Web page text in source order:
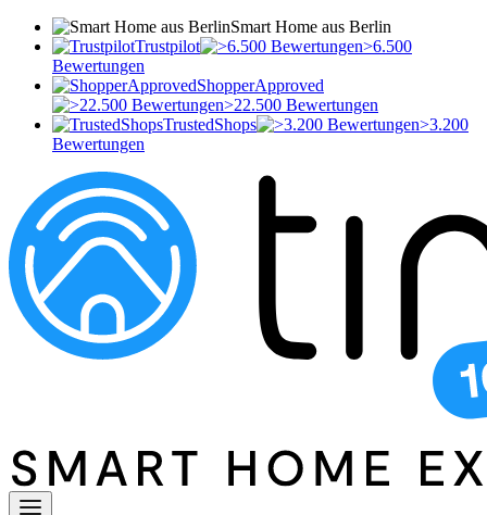
Smart Home aus Berlin
Trustpilot
>6.500
Bewertungen
ShopperApproved
>22.500 Bewertungen
TrustedShops
>3.200
Bewertungen